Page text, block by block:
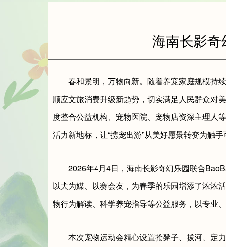
海南长影奇
春和景明，万物向新。随着养宠家庭规模持
顺应文旅消费升级新趋势，切实满足人民群众对
度整合公益机构、宠物医院、宠物店资深主理人
活力新地标，让“携宠出游”从美好愿景转变为触
2026年4月4日，海南长影奇幻乐园联合
以犬为媒、以赛会友，为春季的乐园增添了浓浓
物行为解读、科学养宠指导等公益服务，以专业
本次宠物运动会精心设置抢凳子、拔河、定